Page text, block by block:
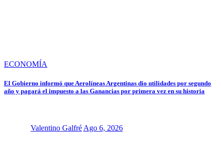
ECONOMÍA
El Gobierno informó que Aerolíneas Argentinas dio utilidades por segundo
año y pagará el impuesto a las Ganancias por primera vez en su historia
Valentino GalfréAgo 6, 2026